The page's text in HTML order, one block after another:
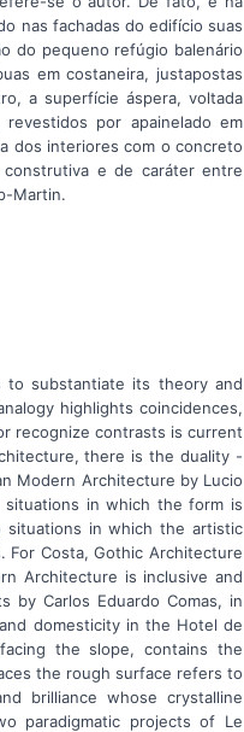
nas fachadas do edifício suas
do pequeno refúgio balenário
em costaneira, justapostas
a superfície áspera, voltada
por apainelado em
dos interiores com o concreto
e de caráter entre
Martin.
to substantiate its theory and
highlights coincidences,
recognize contrasts is current
there is the duality -
Modern Architecture by Lucio
in which the form is
in which the artistic
Costa, Gothic Architecture
Architecture is inclusive and
Carlos Eduardo Comas, in
domesticity in the Hotel de
the slope, contains the
the rough surface refers to
brilliance whose crystalline
paradigmatic projects of Le